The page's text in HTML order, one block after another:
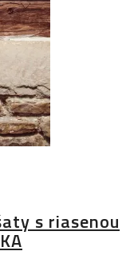
s riasenou